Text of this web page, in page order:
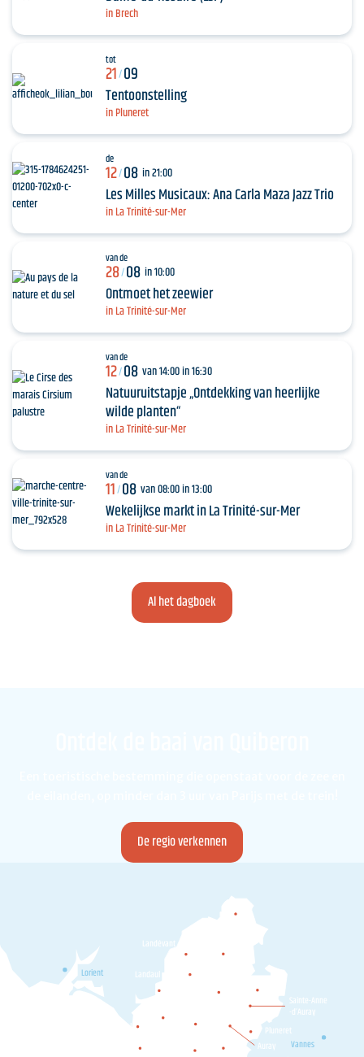
in Brech
tot
21/09
Tentoonstelling
in Pluneret
de
12/08 in 21:00
Les Milles Musicaux: Ana Carla Maza Jazz Trio
in La Trinité-sur-Mer
van de
28/08 in 10:00
Ontmoet het zeewier
in La Trinité-sur-Mer
van de
12/08 van 14:00 in 16:30
Natuuruitstapje „Ontdekking van heerlijke
wilde planten“
in La Trinité-sur-Mer
van de
11/08 van 08:00 in 13:00
Wekelijkse markt in La Trinité-sur-Mer
in La Trinité-sur-Mer
Al het dagboek
De regio verkennen
Lorient
Vannes
Landaul
Landévant
Pluneret
Auray
Sainte-Anne
-d’Auray
Etel